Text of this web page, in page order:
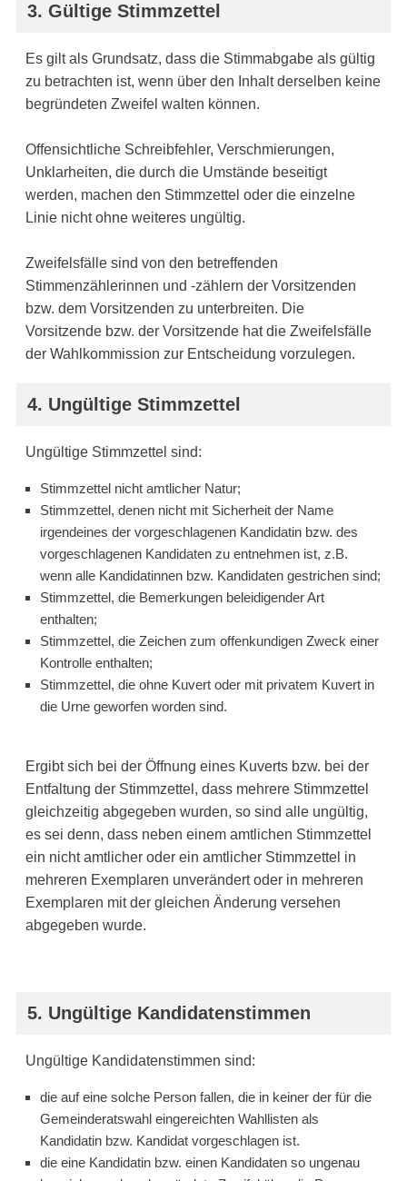
3. Gültige Stimmzettel
Es gilt als Grundsatz, dass die Stimmabgabe als gültig
zu betrachten ist, wenn über den Inhalt derselben keine
begründeten Zweifel walten können.
Offensichtliche Schreibfehler, Verschmierungen,
Unklarheiten, die durch die Umstände be­seitigt
werden, machen den Stimmzettel oder die einzelne
Linie nicht ohne weiteres ungültig.
Zweifelsfälle sind von den betreffenden
Stimmenzählerinnen und -zählern der Vorsitzenden
bzw. dem Vorsitzenden zu unterbreiten. Die
Vorsitzende bzw. der Vorsitzende hat die Zweifelsfälle
der Wahlkommission zur Entscheidung vorzulegen.
4. Ungültige Stimmzettel
Ungültige Stimmzettel sind:
Stimmzettel nicht amtlicher Natur;
Stimmzettel, denen nicht mit Sicherheit der Name
irgendeines der vorgeschlagenen Kandidatin bzw. des
vorgeschlagenen Kandidaten zu entnehmen ist, z.B.
wenn alle Kandidatinnen bzw. Kandidaten gestrichen sind;
Stimmzettel, die Bemerkungen beleidigender Art
enthalten;
Stimmzettel, die Zeichen zum offenkundigen Zweck einer
Kontrolle enthalten;
Stimmzettel, die ohne Kuvert oder mit privatem Kuvert in
die Urne geworfen worden sind.
Ergibt sich bei der Öffnung eines Kuverts bzw. bei der
Entfaltung der Stimmzettel, dass mehrere Stimmzettel
gleichzeitig abgegeben wurden, so sind alle ungültig,
es sei denn, dass neben einem amtlichen Stimmzettel
ein nicht amtlicher oder ein amtlicher Stimmzettel in
mehreren Exemplaren unverändert oder in mehreren
Exemplaren mit der gleichen Änderung versehen
abgegeben wurde.
5. Ungültige Kandidatenstimmen
Ungültige Kandidatenstimmen sind:
die auf eine solche Person fallen, die in keiner der für die
Gemeinderatswahl eingereichten Wahllisten als
Kandidatin bzw. Kandidat vorgeschlagen ist.
die eine Kandidatin bzw. einen Kandidaten so ungenau